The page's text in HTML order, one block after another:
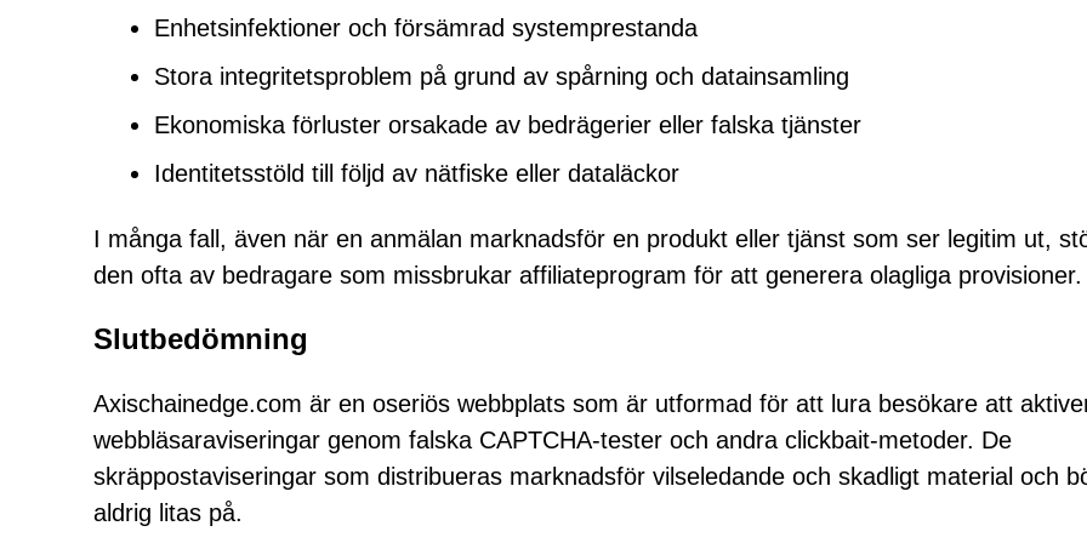
Enhetsinfektioner och försämrad systemprestanda
Stora integritetsproblem på grund av spårning och datainsamling
Ekonomiska förluster orsakade av bedrägerier eller falska tjänster
Identitetsstöld till följd av nätfiske eller dataläckor
I många fall, även när en anmälan marknadsför en produkt eller tjänst som ser legitim ut,
den ofta av bedragare som missbrukar affiliateprogram för att generera olagliga provisioner.
Slutbedömning
Axischainedge.com är en oseriös webbplats som är utformad för att lura besökare att
webbläsaraviseringar genom falska CAPTCHA-tester och andra clickbait-metoder. De
skräppostaviseringar som distribueras marknadsför vilseledande och skadligt material och
aldrig litas på.